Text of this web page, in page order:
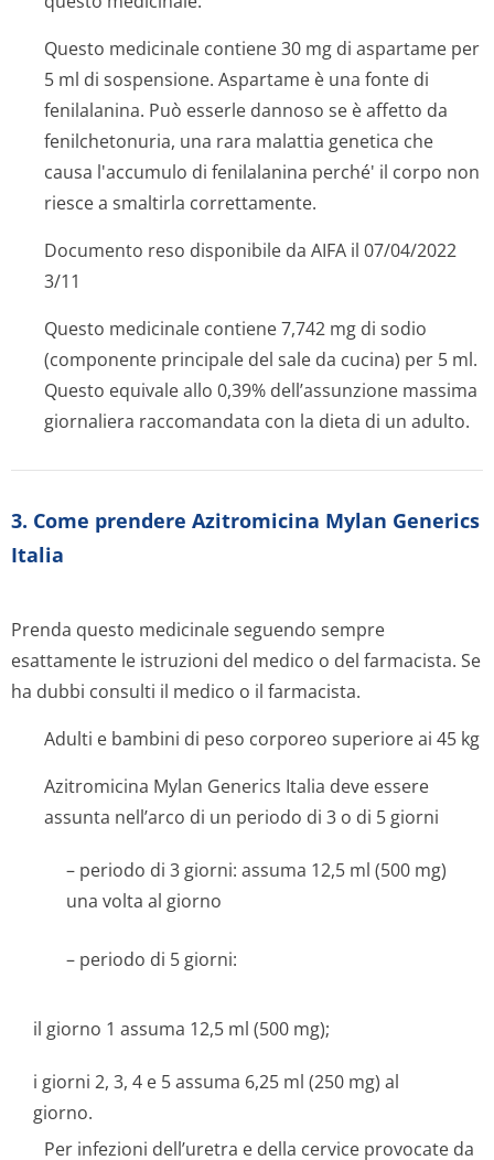
Questo medicinale contiene 30 mg di aspartame per
5 ml di sospensione. Aspartame è una fonte di
fenilalanina. Può esserle dannoso se è affetto da
fenilchetonuria, una rara malattia genetica che
causa l'accumulo di fenilalanina perché' il corpo non
riesce a smaltirla correttamente.
Documento reso disponibile da AIFA il 07/04/2022
3/11
Questo medicinale contiene 7,742 mg di sodio
(componente principale del sale da cucina) per 5 ml.
Questo equivale allo 0,39% dell’assunzione massima
giornaliera raccomandata con la dieta di un adulto.
3. Come prendere Azitromicina Mylan Generics
Italia
Prenda questo medicinale seguendo sempre
esattamente le istruzioni del medico o del farmacista. Se
ha dubbi consulti il medico o il farmacista.
Adulti e bambini di peso corporeo superiore ai 45 kg
Azitromicina Mylan Generics Italia deve essere
assunta nell’arco di un periodo di 3 o di 5 giorni
– periodo di 3 giorni: assuma 12,5 ml (500 mg)
una volta al giorno
– periodo di 5 giorni:
il giorno 1 assuma 12,5 ml (500 mg);
i giorni 2, 3, 4 e 5 assuma 6,25 ml (250 mg) al
giorno.
Per infezioni dell’uretra e della cervice provocate da